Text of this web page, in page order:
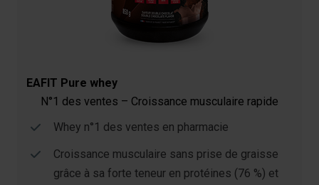
EAFIT Pure whey
N°1 des ventes – Croissance musculaire rapide
Whey n°1 des ventes en pharmacie
Croissance musculaire sans prise de graisse
grâce à sa forte teneur en protéines (76 %) et